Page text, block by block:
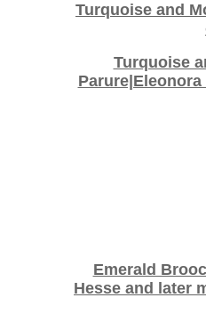
Turquoise and
Turquoise
Emerald
Hesse and later